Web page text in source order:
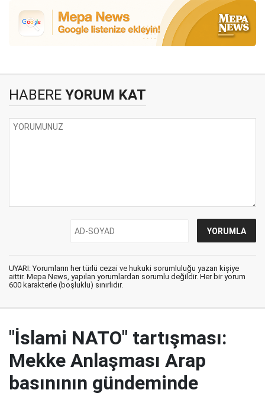
HABERE YORUM KAT
UYARI: Yorumların her türlü cezai ve hukuki sorumluluğu yazan kişiye
aittir. Mepa News, yapılan yorumlardan sorumlu değildir. Her bir yorum
600 karakterle (boşluklu) sınırlıdır.
"İslami NATO" tartışması:
Mekke Anlaşması Arap
basınının gündeminde